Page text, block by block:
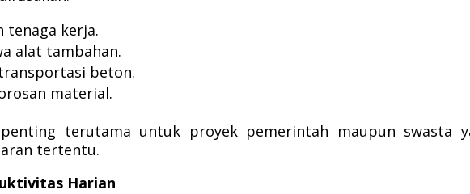
tenaga kerja.
alat tambahan.
beton.
material.
terutama untuk proyek pemerintah maupun swasta
tertentu.
Harian